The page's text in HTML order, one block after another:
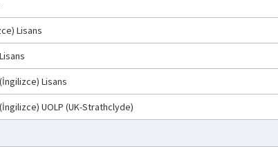
Lisans
Lisans
UOLP (UK-Strathclyde)